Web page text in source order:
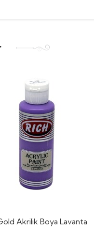
Akrilik Boya Lavanta